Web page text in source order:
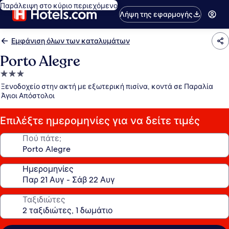
Παράλειψη στο κύριο περιεχόμενο
Λήψη της εφαρμογής
Εμφάνιση όλων των καταλυμάτων
Porto Alegre
Κατάλυμα
με
3.0
αστέρια
Ξενοδοχείο στην ακτή με εξωτερική πισίνα, κοντά σε Παραλία
Άγιοι Απόστολοι
Επιλέξτε ημερομηνίες για να δείτε τιμές
Πού πάτε;
Ημερομηνίες
Ταξιδιώτες